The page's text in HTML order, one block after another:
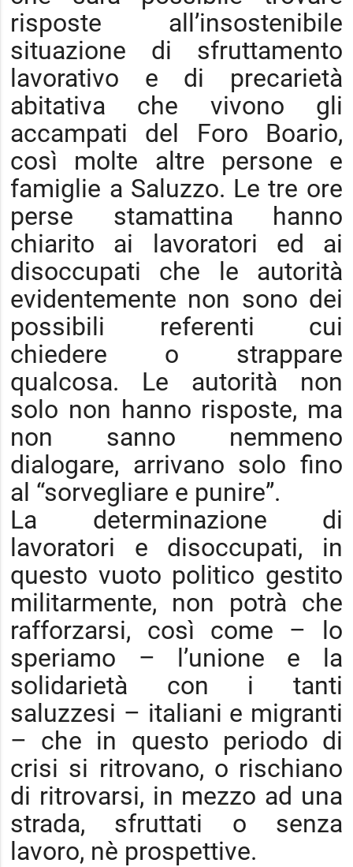
risposte all’insostenibile
situazione di sfruttamento
lavorativo e di precarietà
abitativa che vivono gli
accampati del Foro Boario,
così molte altre persone e
famiglie a Saluzzo. Le tre ore
perse stamattina hanno
chiarito ai lavoratori ed ai
disoccupati che le autorità
evidentemente non sono dei
possibili referenti cui
chiedere o strappare
qualcosa. Le autorità non
solo non hanno risposte, ma
non sanno nemmeno
dialogare, arrivano solo fino
al “sorvegliare e punire”.
La determinazione di
lavoratori e disoccupati, in
questo vuoto politico gestito
militarmente, non potrà che
rafforzarsi, così come – lo
speriamo – l’unione e la
solidarietà con i tanti
saluzzesi – italiani e migranti
– che in questo periodo di
crisi si ritrovano, o rischiano
di ritrovarsi, in mezzo ad una
strada, sfruttati o senza
lavoro, nè prospettive.